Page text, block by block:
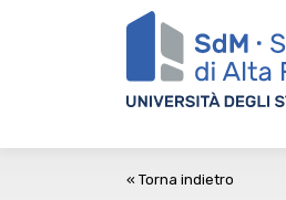
« Torna indietro